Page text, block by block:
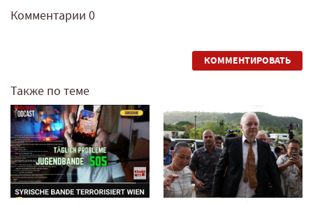
Комментарии 0
КОММЕНТИРОВАТЬ
Также по теме